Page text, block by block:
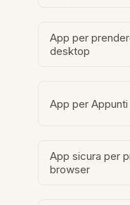
App per
desktop
App per
App sicura per
browser